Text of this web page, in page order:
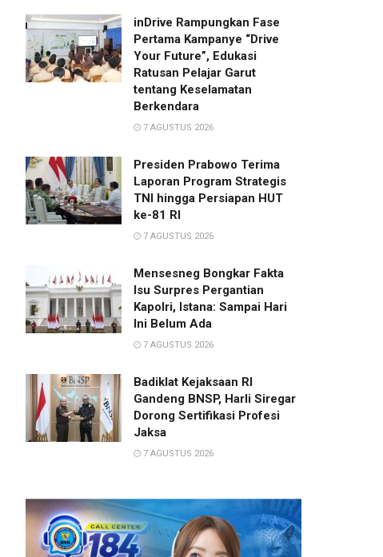
inDrive Rampungkan Fase
Pertama Kampanye “Drive
Your Future”, Edukasi
Ratusan Pelajar Garut
tentang Keselamatan
Berkendara
7 AGUSTUS 2026
Presiden Prabowo Terima
Laporan Program Strategis
TNI hingga Persiapan HUT
ke-81 RI
7 AGUSTUS 2026
Mensesneg Bongkar Fakta
Isu Surpres Pergantian
Kapolri, Istana: Sampai Hari
Ini Belum Ada
7 AGUSTUS 2026
Badiklat Kejaksaan RI
Gandeng BNSP, Harli Siregar
Dorong Sertifikasi Profesi
Jaksa
7 AGUSTUS 2026